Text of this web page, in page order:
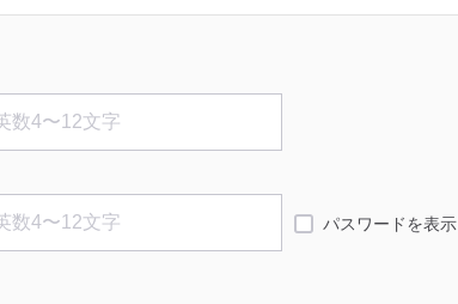
パスワードを表示